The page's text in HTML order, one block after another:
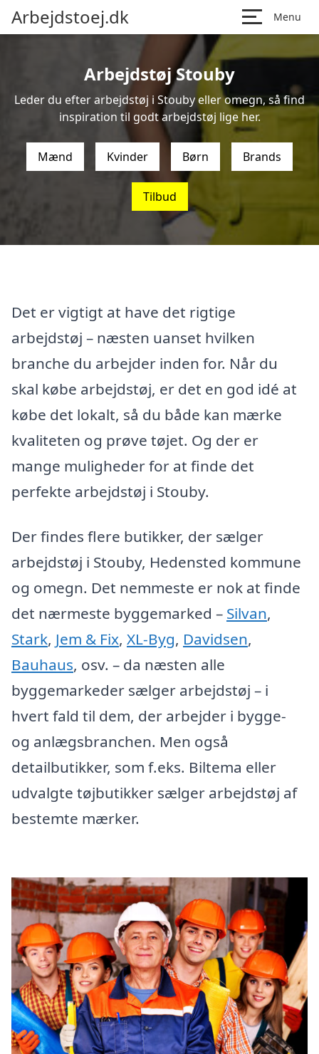
Arbejdstoej.dk Menu
Arbejdstøj Stouby
Leder du efter arbejdstøj i Stouby eller omegn, så find
inspiration til godt arbejdstøj lige her.
Mænd Kvinder Børn Brands
Tilbud
Det er vigtigt at have det rigtige
arbejdstøj – næsten uanset hvilken
branche du arbejder inden for. Når du
skal købe arbejdstøj, er det en god idé at
købe det lokalt, så du både kan mærke
kvaliteten og prøve tøjet. Og der er
mange muligheder for at finde det
perfekte arbejdstøj i Stouby.
Der findes flere butikker, der sælger
arbejdstøj i Stouby, Hedensted kommune
og omegn. Det nemmeste er nok at finde
det nærmeste byggemarked – Silvan,
Stark, Jem & Fix, XL-Byg, Davidsen,
Bauhaus, osv. – da næsten alle
byggemarkeder sælger arbejdstøj – i
hvert fald til dem, der arbejder i bygge-
og anlægsbranchen. Men også
detailbutikker, som f.eks. Biltema eller
udvalgte tøjbutikker sælger arbejdstøj af
bestemte mærker.